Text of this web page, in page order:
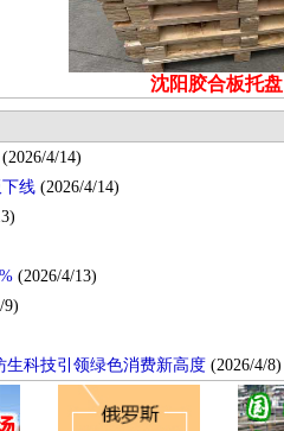
沈阳胶合板托盘
(2026/4/14)
线(2026/4/14)
(2026/4/13)
9)
生科技引领绿色消费新高度(2026/4/8)